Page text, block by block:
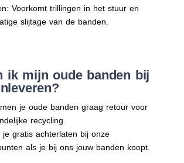
Voorkomt trillingen in het stuur en
slijtage van de banden.
ik mijn oude banden bij
je oude banden graag retour voor
recycling.
je gratis achterlaten bij onze
als je bij ons jouw banden koopt.